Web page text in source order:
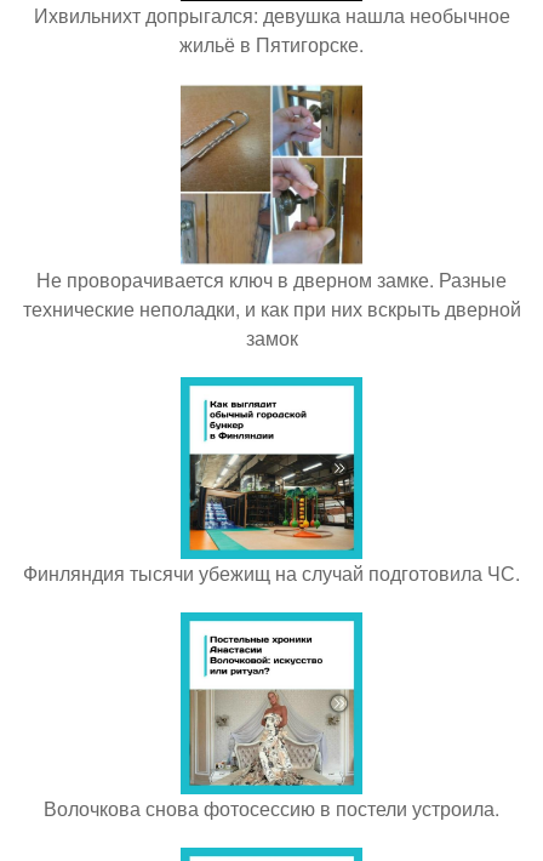
Ихвильнихт допрыгался: девушка нашла необычное
жильё в Пятигорске.
Не проворачивается ключ в дверном замке. Разные
технические неполадки, и как при них вскрыть дверной
замок
Финляндия тысячи убежищ на случай подготовила ЧС.
Волочкова снова фотосессию в постели устроила.